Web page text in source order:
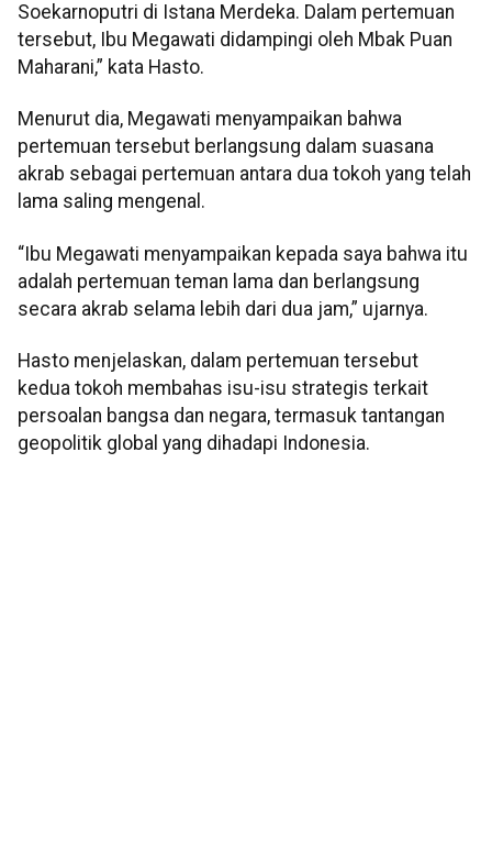
Soekarnoputri di Istana Merdeka. Dalam pertemuan
tersebut, Ibu Megawati didampingi oleh Mbak Puan
Maharani,” kata Hasto.
Menurut dia, Megawati menyampaikan bahwa
pertemuan tersebut berlangsung dalam suasana
akrab sebagai pertemuan antara dua tokoh yang telah
lama saling mengenal.
“Ibu Megawati menyampaikan kepada saya bahwa itu
adalah pertemuan teman lama dan berlangsung
secara akrab selama lebih dari dua jam,” ujarnya.
Hasto menjelaskan, dalam pertemuan tersebut
kedua tokoh membahas isu-isu strategis terkait
persoalan bangsa dan negara, termasuk tantangan
geopolitik global yang dihadapi Indonesia.